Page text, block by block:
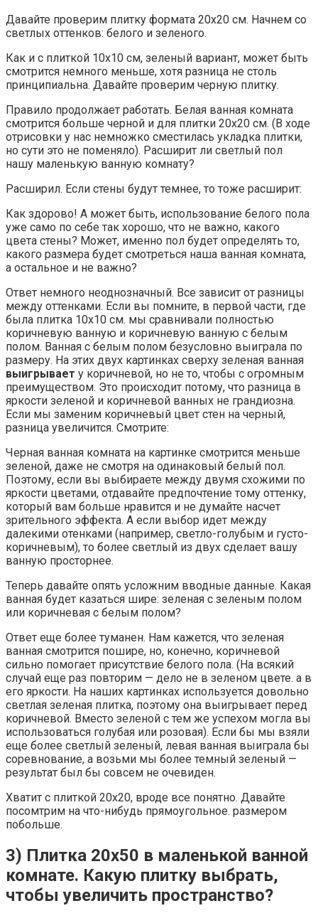
Давайте проверим плитку формата 20х20 см. Начнем со
светлых оттенков: белого и зеленого.
Как и с плиткой 10х10 см, зеленый вариант, может быть
смотрится немного меньше, хотя разница не столь
принципиальна. Давайте проверим черную плитку.
Правило продолжает работать. Белая ванная комната
смотрится больше черной и для плитки 20х20 см. (В ходе
отрисовки у нас немножко сместилась укладка плитки,
но сути это не поменяло). Расширит ли светлый пол
нашу маленькую ванную комнату?
Расширил. Если стены будут темнее, то тоже расширит:
Как здорово! А может быть, использование белого пола
уже само по себе так хорошо, что не важно, какого
цвета стены? Может, именно пол будет определять то,
какого размера будет смотреться наша ванная комната,
а остальное и не важно?
Ответ немного неоднозначный. Все зависит от разницы
между оттенками. Если вы помните, в первой части, где
была плитка 10х10 см. мы сравнивали полностью
коричневую ванную и коричневую ванную с белым
полом. Ванная с белым полом безусловно выиграла по
размеру. На этих двух картинках сверху зеленая ванная
выигрывает у коричневой, но не то, чтобы с огромным
преимуществом. Это происходит потому, что разница в
яркости зеленой и коричневой ванных не грандиозна.
Если мы заменим коричневый цвет стен на черный,
разница увеличится. Смотрите:
Черная ванная комната на картинке смотрится меньше
зеленой, даже не смотря на одинаковый белый пол.
Поэтому, если вы выбираете между двумя схожими по
яркости цветами, отдавайте предпочтение тому оттенку,
который вам больше нравится и не думайте насчет
зрительного эффекта. А если выбор идет между
далекими отенками (например, светло-голубым и густо-
коричневым), то более светлый из двух сделает вашу
ванную просторнее.
Теперь давайте опять усложним вводные данные. Какая
ванная будет казаться шире: зеленая с зеленым полом
или коричневая с белым полом?
Ответ еще более туманен. Нам кажется, что зеленая
ванная смотрится пошире, но, конечно, коричневой
сильно помогает присутствие белого пола. (На всякий
случай еще раз повторим — дело не в зеленом цвете. а в
его яркости. На наших картинках используется довольно
светлая зеленая плитка, поэтому она выигрывает перед
коричневой. Вместо зеленой с тем же успехом могла вы
использоваться голубая или розовая). Если бы мы взяли
еще более светлый зеленый, левая ванная выиграла бы
соревнование, а возьми мы более темный зеленый —
результат был бы совсем не очевиден.
Хватит с плиткой 20х20, вроде все понятно. Давайте
посомтрим на что-нибудь прямоугольное. размером
побольше.
3) Плитка 20х50 в маленькой ванной
комнате. Какую плитку выбрать,
чтобы увеличить пространство?